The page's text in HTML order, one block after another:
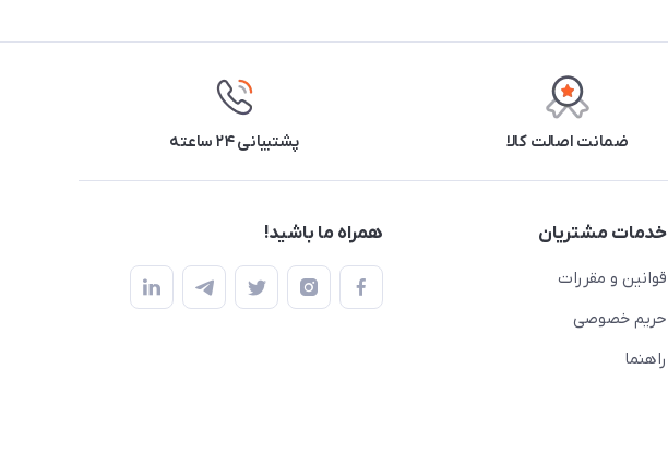
ضمانت اصالت کالا پشتیبانی ۲۴ ساعته
خدمات مشتریان
قوانین و مقررات
حریم خصوصی
راهنما
همراه ما باشید!